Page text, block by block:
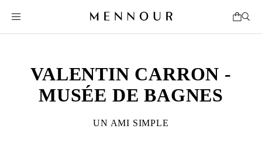
VALENTIN CARRON -
MUSÉE DE BAGNES
UN AMI SIMPLE